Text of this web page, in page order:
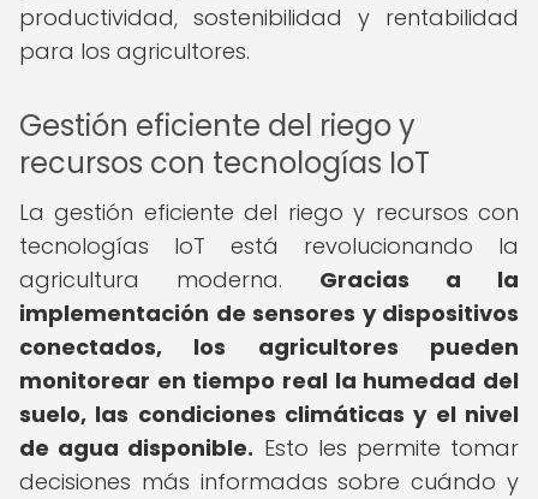
productividad, sostenibilidad y rentabilidad
para los agricultores.
Gestión eficiente del riego y
recursos con tecnologías IoT
La gestión eficiente del riego y recursos con
tecnologías IoT está revolucionando la
agricultura moderna. Gracias a la
implementación de sensores y dispositivos
conectados, los agricultores pueden
monitorear en tiempo real la humedad del
suelo, las condiciones climáticas y el nivel
de agua disponible. Esto les permite tomar
decisiones más informadas sobre cuándo y